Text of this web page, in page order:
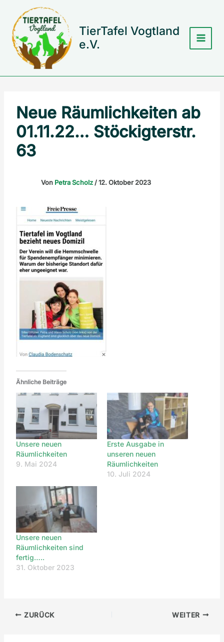
springen
TierTafel Vogtland
e.V.
Neue Räumlichkeiten ab
01.11.22… Stöckigterstr.
63
Von Petra Scholz /12. Oktober 2023
Ähnliche Beiträge
Unsere neuen
Räumlichkeiten
9. Mai 2024
Erste Ausgabe in
unseren neuen
Räumlichkeiten
10. Juli 2024
Unsere neuen
Räumlichkeiten sind
fertig…..
31. Oktober 2023
ZURÜCK WEITER